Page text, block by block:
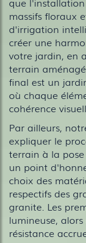
massifs floraux
d'irrigation
créer une
votre jardin, en
terrain
final est un
où chaque
cohérence
Par ailleurs,
expliquer le
terrain à la
un point
choix des
respectifs des
granite. Les
lumineuse,
résistance